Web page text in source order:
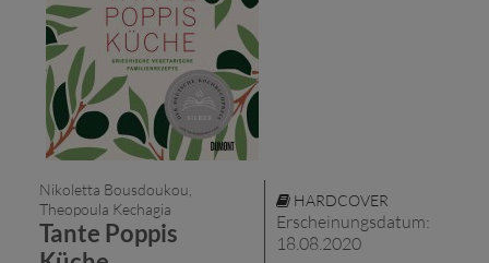
Nikoletta Bousdoukou,
Theopoula Kechagia
Tante Poppis
HARDCOVER
Erscheinungsdatum:
18.08.2020